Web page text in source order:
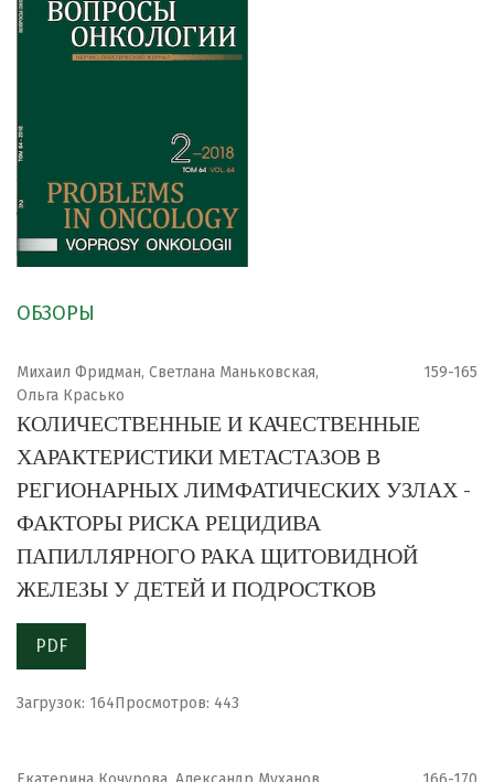
ОБЗОРЫ
Михаил Фридман, Светлана Маньковская,
Ольга Красько
159-165
КОЛИЧЕСТВЕННЫЕ И КАЧЕСТВЕННЫЕ
ХАРАКТЕРИСТИКИ МЕТАСТАЗОВ В
РЕГИОНАРНЫХ ЛИМФАТИЧЕСКИХ УЗЛАХ -
ФАКТОРЫ РИСКА РЕЦИДИВА
ПАПИЛЛЯРНОГО РАКА ЩИТОВИДНОЙ
ЖЕЛЕЗЫ У ДЕТЕЙ И ПОДРОСТКОВ
PDF
Загрузок: 164Просмотров: 443